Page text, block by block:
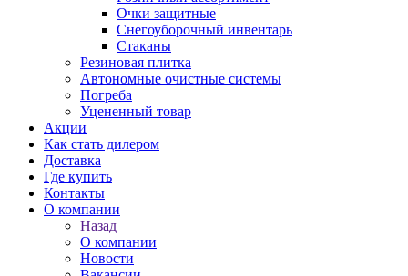
Очки защитные
Снегоуборочный инвентарь
Стаканы
Резиновая плитка
Автономные очистные системы
Погреба
Уцененный товар
Акции
Как стать дилером
Доставка
Где купить
Контакты
О компании
Назад
О компании
Новости